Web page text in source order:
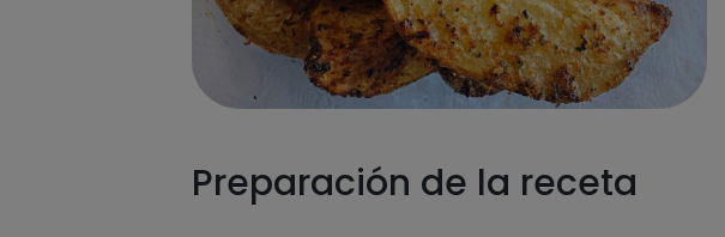
Preparación de la receta